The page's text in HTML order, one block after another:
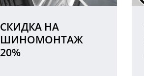
СКИДКА НА
ШИНОМОНТАЖ
20%